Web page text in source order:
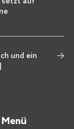
und ein
Menü